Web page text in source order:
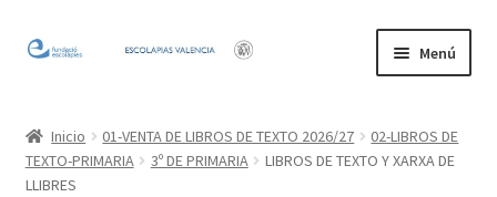
Ir
navegación
Ir
Menú
Mi cuenta
Inicio 01-VENTA DE LIBROS DE TEXTO 2026/27
02-LIBROS DE
TEXTO-PRIMARIA
3º DE PRIMARIA
LIBROS DE TEXTO Y XARXA DE
LLIBRES